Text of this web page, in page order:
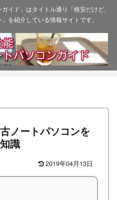
イド」はタイトル通り「格安だけど、
を紹介している情報サイトです。
ノートパソコンを
識
2019年04月13日